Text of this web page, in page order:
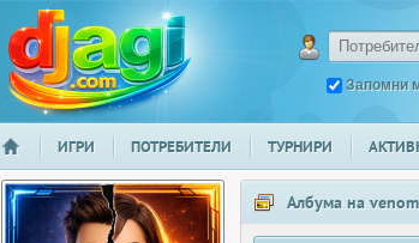
djagi.com
Запомни
НАЧАЛО
ИГРИ ПОТРЕБИТЕЛИ ТУРНИРИ
Албума на